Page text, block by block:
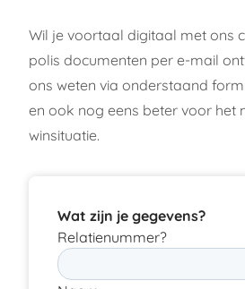
Wil je voortaal digitaal met ons
polis documenten per e-mail
ons weten via onderstaand
en ook nog eens beter voor het
winsituatie.
Wat zijn je gegevens?
Relatienummer?